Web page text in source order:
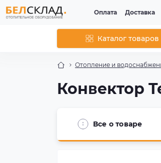
Оплата Доставка
Каталог товаров
Отопление и
Конвектор
Все о товаре